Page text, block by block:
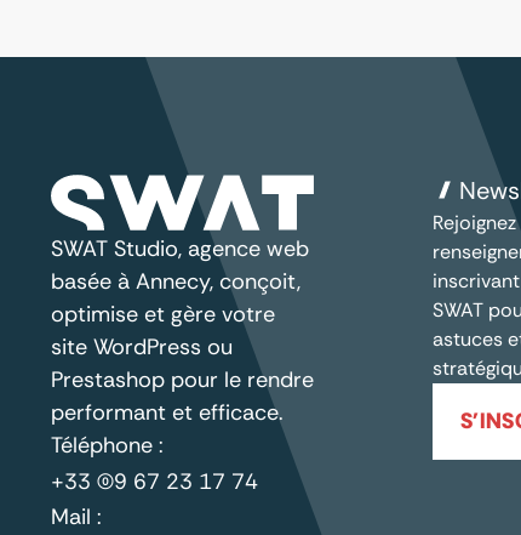
SWAT Studio, agence web
basée à Annecy, conçoit,
optimise et gère votre
site WordPress ou
Prestashop pour le rendre
performant et efficace.
Téléphone :
+33 (0)9 67 23 17 74
Mail :
SWAT
astuces